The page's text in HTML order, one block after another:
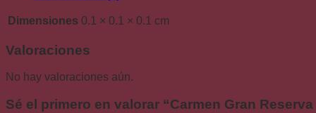
Dimensiones 0.1 × 0.1 × 0.1 cm
Valoraciones
No hay valoraciones aún.
Sé el primero en valorar “Carmen Gran Reserva